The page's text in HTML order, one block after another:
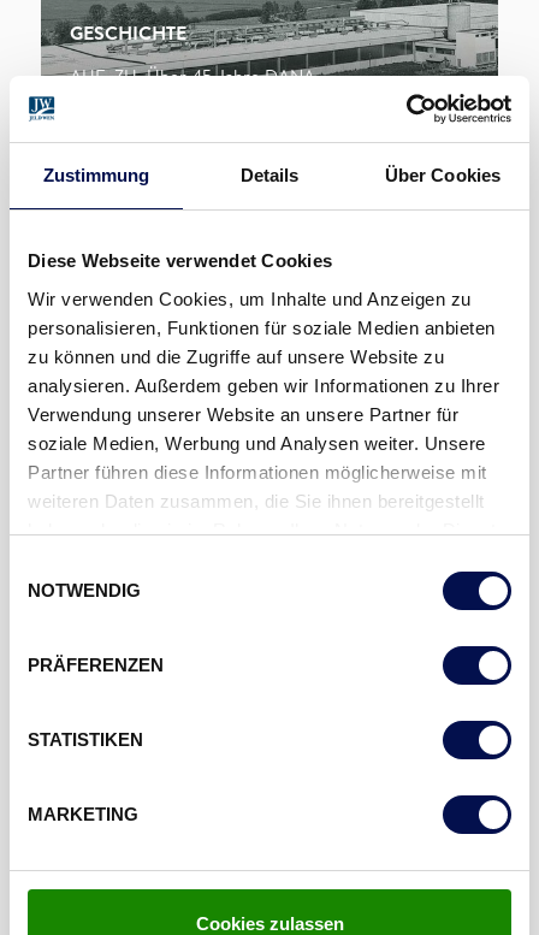
Zustimmung Details Über Cookies
Diese Webseite verwendet Cookies
Wir verwenden Cookies, um Inhalte und Anzeigen zu
personalisieren, Funktionen für soziale Medien anbieten
zu können und die Zugriffe auf unsere Website zu
analysieren. Außerdem geben wir Informationen zu Ihrer
Verwendung unserer Website an unsere Partner für
soziale Medien, Werbung und Analysen weiter. Unsere
Partner führen diese Informationen möglicherweise mit
weiteren Daten zusammen, die Sie ihnen bereitgestellt
haben oder die sie im Rahmen Ihrer Nutzung der Dienste
NOTWENDIG
PRÄFERENZEN
STATISTIKEN
MARKETING
Cookies zulassen
GESCHICHTE
AUF. ZU. Über 45 Jahre DANA
SOZIALE VERANTWORTUNG
AUF. ZU. Verantwortungsvollem Handeln